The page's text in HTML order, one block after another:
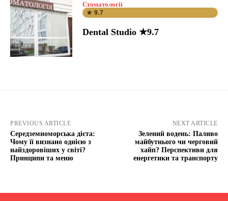
Стоматології
★ 9.7
Dental Studio ★9.7
PREVIOUS ARTICLE
Середземноморська дієта:
Чому її визнано однією з
найздоровіших у світі?
Принципи та меню
NEXT ARTICLE
Зелений водень: Паливо
майбутнього чи черговий
хайп? Перспективи для
енергетики та транспорту